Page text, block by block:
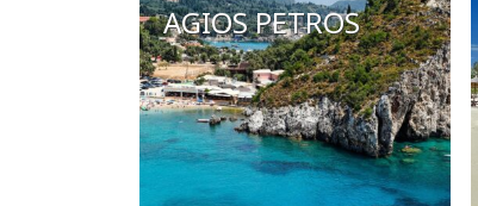
AGIOS PETROS